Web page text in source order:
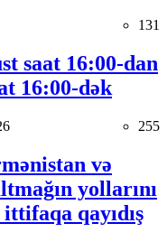
131
saat 16:00-dan
16:00-dək
255
və
yollarını
qayıdış